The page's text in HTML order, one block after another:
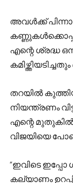
അവൾക്ക്
എന്റെ ശ്രദ്ധ
തറയിൽ കുത്തിയ
നിയന്ത്രണം
എന്റെ
വിജയിയെ
“ഇവിടെ ഇപ്പോ
കല്യാണം